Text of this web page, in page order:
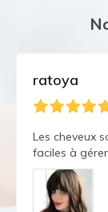
ratoya
Les cheveux
faciles à